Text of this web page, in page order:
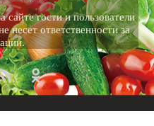
гости и пользователи
несет ответственности за